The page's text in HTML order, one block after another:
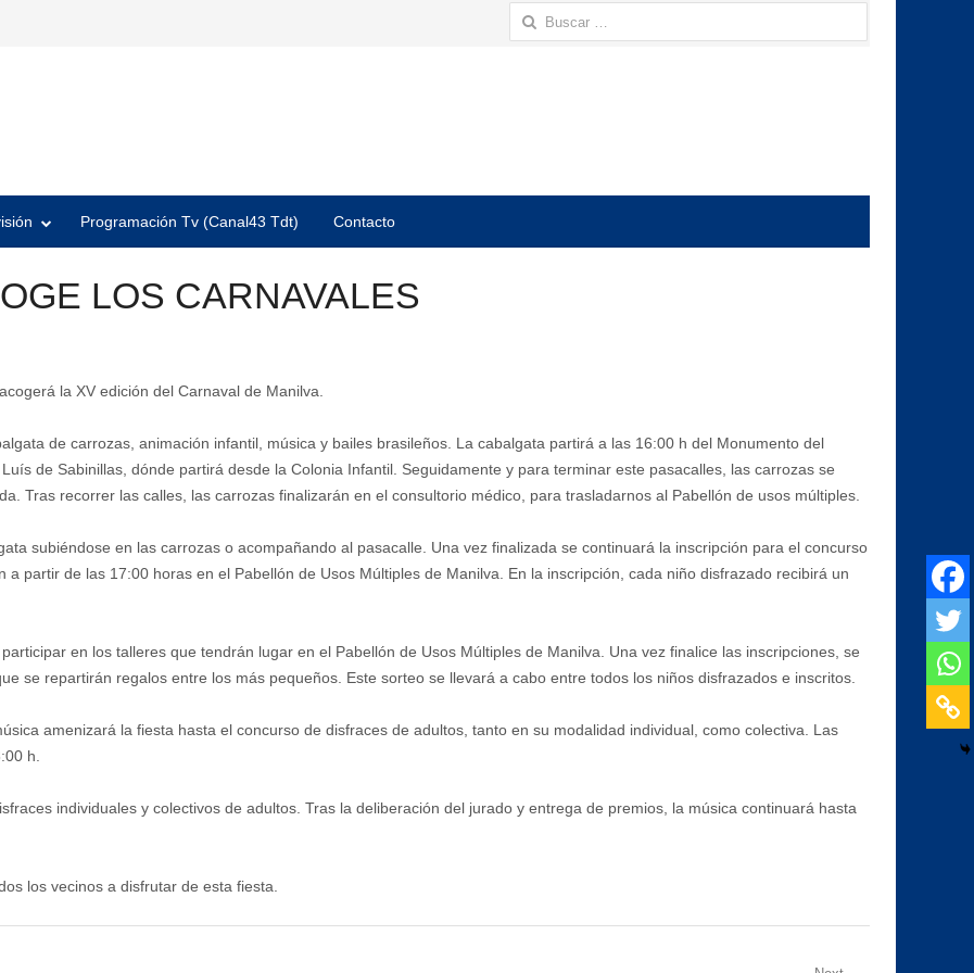
Buscar:
Programación Tv (Canal43 Tdt) Contacto
LOS CARNAVALES
la XV edición del Carnaval de Manilva.
de carrozas, animación infantil, música y bailes brasileños. La cabalgata partirá a las 16:00 h del Monumento del
de Sabinillas, dónde partirá desde la Colonia Infantil. Seguidamente y para terminar este pasacalles, las carrozas se
Tras recorrer las calles, las carrozas finalizarán en el consultorio médico, para trasladarnos al Pabellón de usos múltiples.
subiéndose en las carrozas o acompañando al pasacalle. Una vez finalizada se continuará la inscripción para el concurso
partir de las 17:00 horas en el Pabellón de Usos Múltiples de Manilva. En la inscripción, cada niño disfrazado recibirá un
en los talleres que tendrán lugar en el Pabellón de Usos Múltiples de Manilva. Una vez finalice las inscripciones, se
se repartirán regalos entre los más pequeños. Este sorteo se llevará a cabo entre todos los niños disfrazados e inscritos.
amenizará la fiesta hasta el concurso de disfraces de adultos, tanto en su modalidad individual, como colectiva. Las
h.
individuales y colectivos de adultos. Tras la deliberación del jurado y entrega de premios, la música continuará hasta
los vecinos a disfrutar de esta fiesta.